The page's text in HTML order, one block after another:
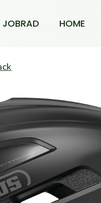
JOBRAD HOME